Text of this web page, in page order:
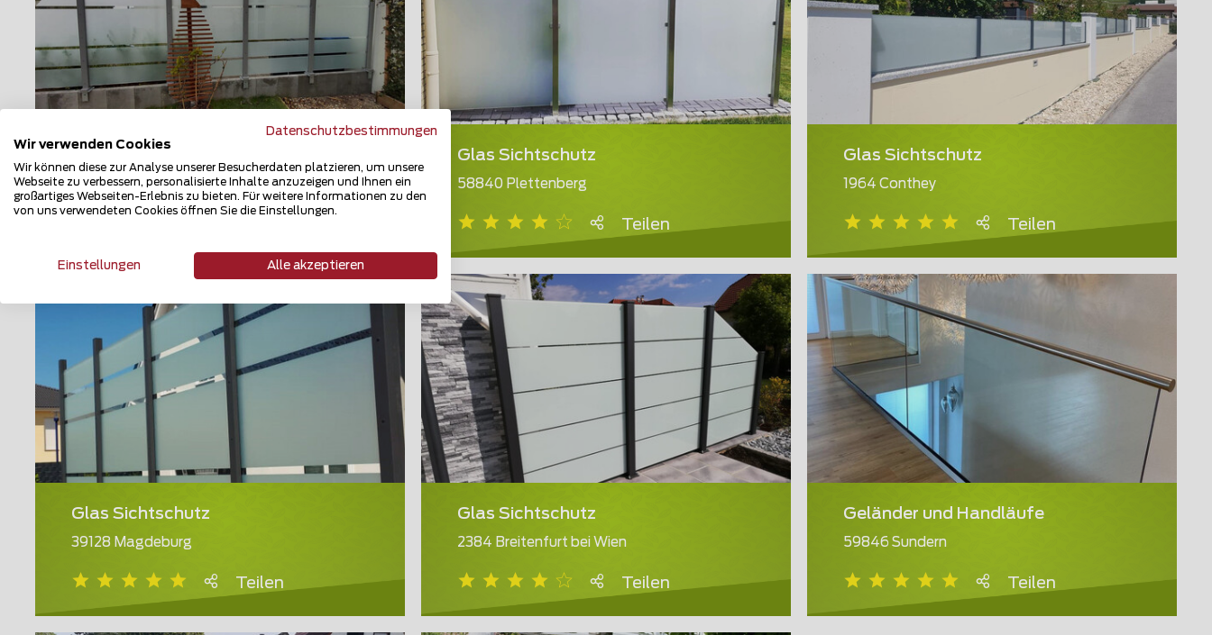
14476 Potsdam
Glas Sichtschutz
58840 Plettenberg
Teilen
Glas Sichtschutz
1964 Conthey
Teilen
Glas Sichtschutz
39128 Magdeburg
Teilen
Glas Sichtschutz
2384 Breitenfurt bei Wien
Teilen
Geländer und Handläufe
59846 Sundern
Teilen
Datenschutzbestimmungen
Wir verwenden Cookies
Wir können diese zur Analyse unserer Besucherdaten platzieren, um unsere
Webseite zu verbessern, personalisierte Inhalte anzuzeigen und Ihnen ein
großartiges Webseiten-Erlebnis zu bieten. Für weitere Informationen zu den
von uns verwendeten Cookies öffnen Sie die Einstellungen.
Einstellungen Alle akzeptieren